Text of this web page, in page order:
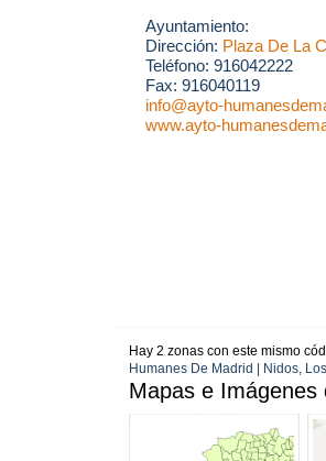
Ayuntamiento:
Dirección: Plaza De La
Teléfono: 916042222
Fax: 916040119
info@ayto-
www.ayto-
Hay 2 zonas con este mismo
Humanes De Madrid | Nidos, Los |
Mapas e Imágenes